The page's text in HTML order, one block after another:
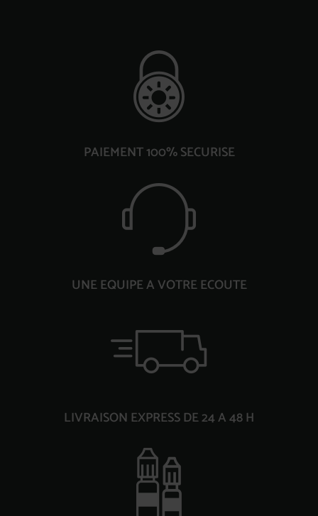
PAIEMENT 100% SECURISE
UNE EQUIPE A VOTRE ECOUTE
LIVRAISON EXPRESS DE 24 A 48 H